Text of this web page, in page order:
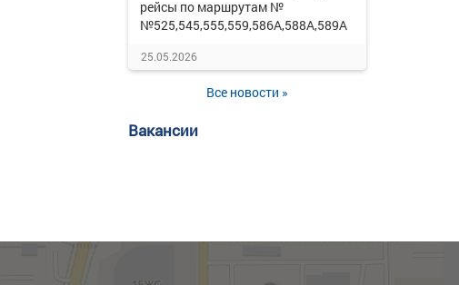
рейсы по маршрутам №
№525,545,555,559,586А,588А,589А
25.05.2026
Все новости »
Вакансии